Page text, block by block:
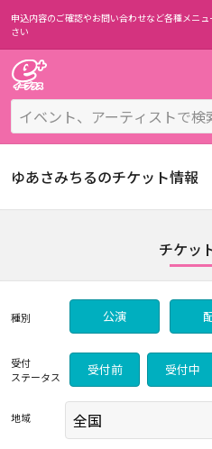
申込内容のご確認やお問い合わせなど各種メニュ
さい
ゆあさみちるのチケット情報
チケッ
種別 公演
受付
ステータス
受付前 受付中
地域